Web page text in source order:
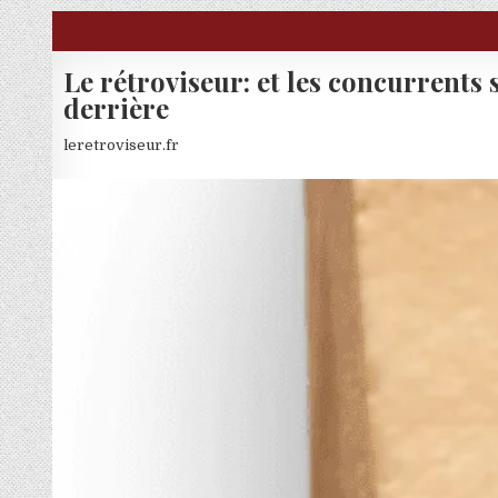
Skip to content
Le rétroviseur: et les concurrents
derrière
leretroviseur.fr